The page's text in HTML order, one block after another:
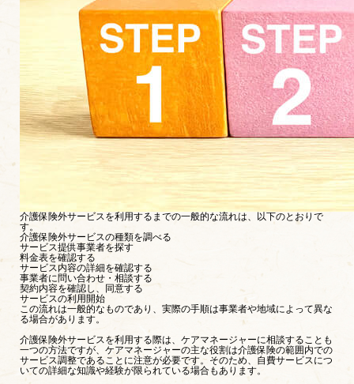
介護保険外サービスを利用するまでの一般的な流れは、以下のとおりで
す。
介護保険外サービスの種類を調べる
サービス提供事業者を探す
料金表を確認する
サービス内容の詳細を確認する
事業者に問い合わせ・相談する
契約内容を確認し、同意する
サービスの利用開始
この流れは一般的なものであり、実際の手順は事業者や地域によって異な
る場合があります。
介護保険外サービスを利用する際は、ケアマネージャーに相談することも
一つの方法ですが、ケアマネージャーの主な役割は介護保険の範囲内での
サービス調整であることに注意が必要です。そのため、自費サービスにつ
いての詳細な知識や経験が限られている場合もあります。